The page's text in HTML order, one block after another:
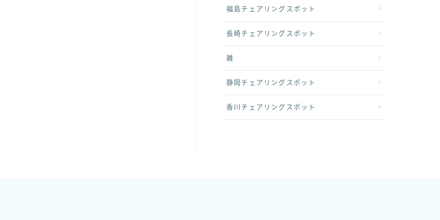
福島チェアリングスポット
長崎チェアリングスポット
雑
静岡チェアリングスポット
香川チェアリングスポット